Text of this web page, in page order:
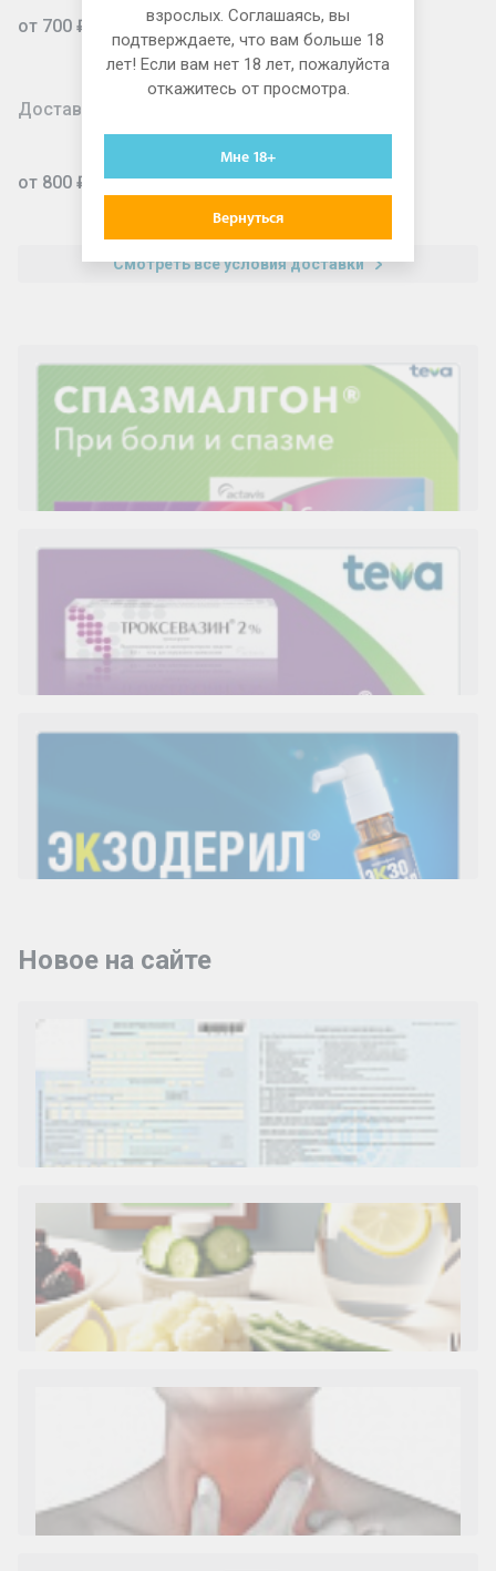
от 700 ₽
Доставка для юридических лиц
от 800 ₽
Смотреть все условия доставки
Новое на сайте
Как и сколько денег можно получить по
Диета 7 стол при заболеваниях почек (острый и
взрослых. Соглашаясь, вы
подтверждаете, что вам больше 18
лет! Если вам нет 18 лет, пожалуйста
откажитесь от просмотра.
Мне 18+
Вернуться